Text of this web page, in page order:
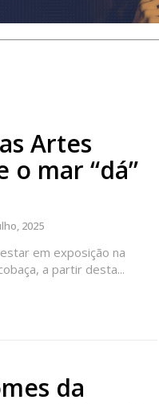
Artes
o mar “dá”
2025
em exposição na
a partir desta...
da